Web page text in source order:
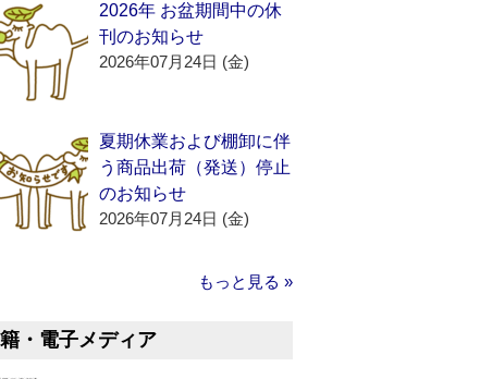
2026年 お盆期間中の休
刊のお知らせ
2026年07月24日 (金)
夏期休業および棚卸に伴
う商品出荷（発送）停止
のお知らせ
2026年07月24日 (金)
もっと見る »
・電子メディア